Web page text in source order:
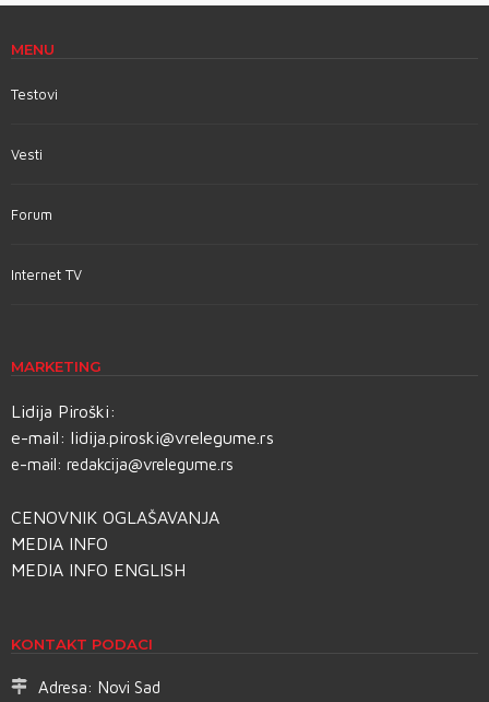
MENU
Testovi
Vesti
Forum
Internet TV
MARKETING
Lidija Piroški:
e-mail: lidija.piroski@vrelegume.rs
e-mail: redakcija@vrelegume.rs
CENOVNIK OGLAŠAVANJA
MEDIA INFO
MEDIA INFO ENGLISH
KONTAKT PODACI
Adresa: Novi Sad